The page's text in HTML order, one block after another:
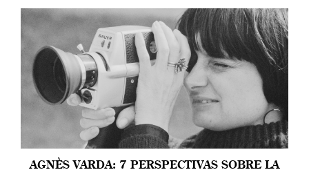
AGNÈS VARDA: 7 PERSPECTIVAS SOBRE LA